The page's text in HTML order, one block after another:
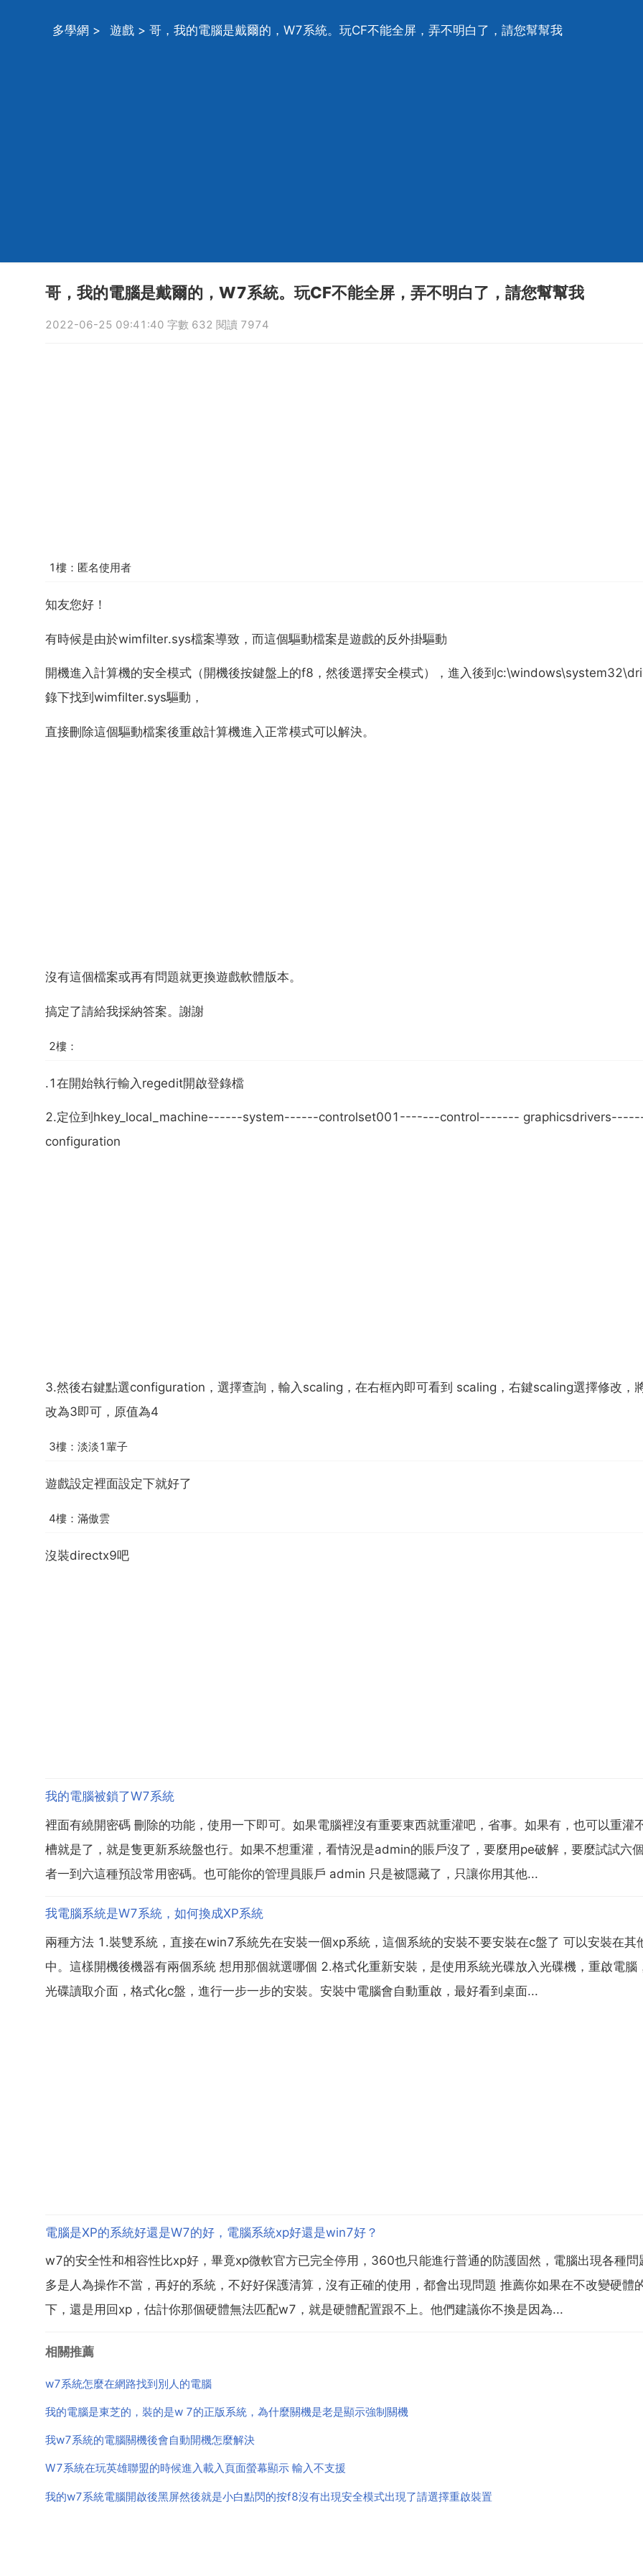
多學網 > 遊戲 > 哥，我的電腦是戴爾的，W7系統。玩CF不能全屏，弄不明白了，請您幫幫我
哥，我的電腦是戴爾的，W7系統。玩CF不能全屏，弄不明白了，請您幫幫我
2022-06-25 09:41:40 字數 632 閱讀 7974
1樓：匿名使用者
知友您好！
有時候是由於wimfilter.sys檔案導致，而這個驅動檔案是遊戲的反外掛驅動
開機進入計算機的安全模式（開機後按鍵盤上的f8，然後選擇安全模式），進入後到
錄下找到wimfilter.sys驅動，
直接刪除這個驅動檔案後重啟計算機進入正常模式可以解決。
沒有這個檔案或再有問題就更換遊戲軟體版本。
搞定了請給我採納答案。謝謝
2樓：
.1在開始執行輸入regedit開啟登錄檔
2.定位到hkey_local_machine------system------controlset001-------control-------
configuration
3.然後右鍵點選configuration，選擇查詢，輸入scaling，在右框內即可看到 scaling，右鍵scaling選擇修改，
改為3即可，原值為4
3樓：淡淡1輩子
遊戲設定裡面設定下就好了
4樓：滿傲雲
沒裝directx9吧
我的電腦被鎖了W7系統
裡面有繞開密碼 刪除的功能，使用一下即可。如果電腦裡沒有重要東西就重灌吧，省事。如果有，也可以重灌
槽就是了，就是隻更新系統盤也行。如果不想重灌，看情況是admin的賬戶沒了，要麼用pe破解，要麼試試六
者一到六這種預設常用密碼。也可能你的管理員賬戶 admin 只是被隱藏了，只讓你用其他...
我電腦系統是W7系統，如何換成XP系統
兩種方法 1.裝雙系統，直接在win7系統先在安裝一個xp系統，這個系統的安裝不要安裝在c盤了 可以安裝在其
中。這樣開機後機器有兩個系統 想用那個就選哪個 2.格式化重新安裝，是使用系統光碟放入光碟機，重啟電腦
光碟讀取介面，格式化c盤，進行一步一步的安裝。安裝中電腦會自動重啟，最好看到桌面...
電腦是XP的系統好還是W7的好，電腦系統xp好還是win7好？
w7的安全性和相容性比xp好，畢竟xp微軟官方已完全停用，360也只能進行普通的防護固然，電腦出現各種問
多是人為操作不當，再好的系統，不好好保護清算，沒有正確的使用，都會出現問題 推薦你如果在不改變硬體
下，還是用回xp，估計你那個硬體無法匹配w7，就是硬體配置跟不上。他們建議你不換是因為...
相關推薦
w7系統怎麼在網路找到別人的電腦
我的電腦是東芝的，裝的是w 7的正版系統，為什麼關機是老是顯示強制關機
我w7系統的電腦關機後會自動開機怎麼解決
W7系統在玩英雄聯盟的時候進入載入頁面螢幕顯示 輸入不支援
我的w7系統電腦開啟後黑屏然後就是小白點閃的按f8沒有出現安全模式出現了請選擇重啟裝置